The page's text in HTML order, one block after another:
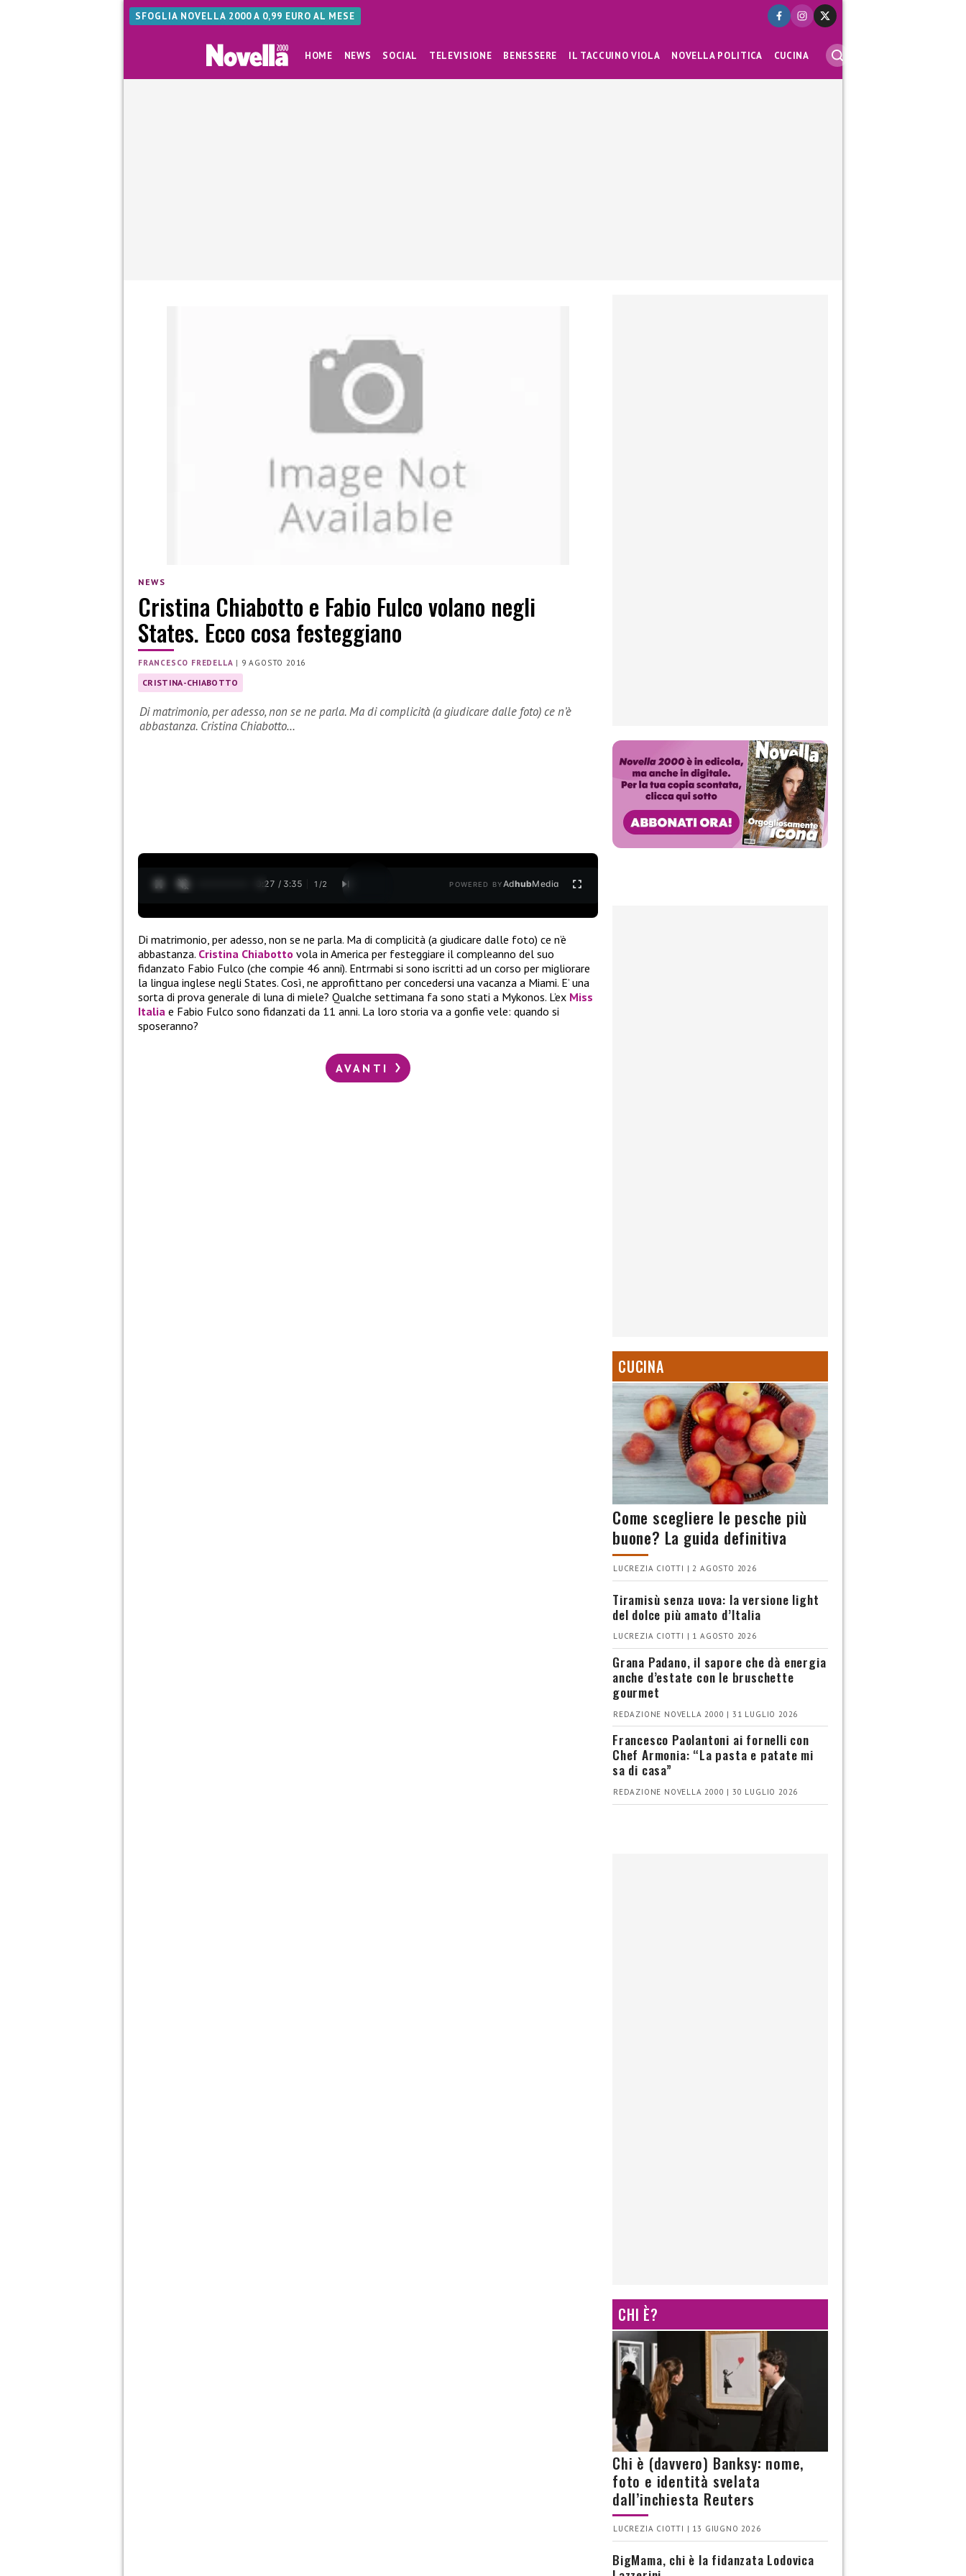
SFOGLIA NOVELLA 2000 A 0,99 EURO AL MESE
HOME NEWS SOCIAL TELEVISIONE BENESSERE IL TACCUINO VIOLA NOVELLA POLITICA CUCINA
NEWS
Cristina Chiabotto e Fabio Fulco volano negli
States. Ecco cosa festeggiano
FRANCESCO FREDELLA | 9 AGOSTO 2016
CRISTINA-CHIABOTTO
Di matrimonio, per adesso, non se ne parla. Ma di complicità (a giudicare dalle foto) ce n’è
abbastanza. Cristina Chiabotto…
0:28 / 3:35 1 /2 POWERED BYAdhubMedia
Di matrimonio, per adesso, non se ne parla. Ma di complicità (a giudicare dalle foto) ce n’è
abbastanza. Cristina Chiabotto vola in America per festeggiare il compleanno del suo
fidanzato Fabio Fulco (che compie 46 anni). Entrmabi si sono iscritti ad un corso per migliorare
la lingua inglese negli States. Così, ne approfittano per concedersi una vacanza a Miami. E’ una
sorta di prova generale di luna di miele? Qualche settimana fa sono stati a Mykonos. L’ex Miss
Italia e Fabio Fulco sono fidanzati da 11 anni. La loro storia va a gonfie vele: quando si
sposeranno?
AVANTI
CUCINA
Come scegliere le pesche più
buone? La guida definitiva
LUCREZIA CIOTTI | 2 AGOSTO 2026
Tiramisù senza uova: la versione light
del dolce più amato d’Italia
LUCREZIA CIOTTI | 1 AGOSTO 2026
Grana Padano, il sapore che dà energia
anche d’estate con le bruschette
gourmet
REDAZIONE NOVELLA 2000 | 31 LUGLIO 2026
Francesco Paolantoni ai fornelli con
Chef Armonia: “La pasta e patate mi
sa di casa”
REDAZIONE NOVELLA 2000 | 30 LUGLIO 2026
CHI È?
Chi è (davvero) Banksy: nome,
foto e identità svelata
dall’inchiesta Reuters
LUCREZIA CIOTTI | 13 GIUGNO 2026
BigMama, chi è la fidanzata Lodovica